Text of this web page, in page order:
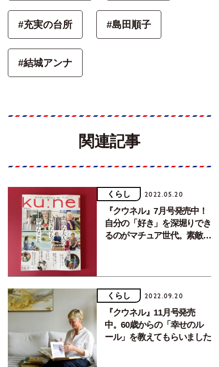
#充実の台所 #島田順子
#結城アンナ
関連記事
くらし 2022.05.20
『クウネル』7月号発売中！
自分の「好き」を深堀りでき
るのがマチュア世代。素敵な
くらし 2022.09.20
『クウネル』11月号発売
中。60歳からの「幸せのル
ール」を教えてもらいました